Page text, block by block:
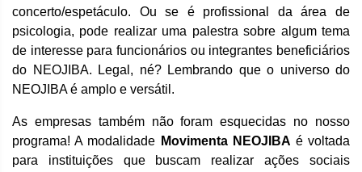
concerto/espetáculo. Ou se é profissional da área de
psicologia, pode realizar uma palestra sobre algum tema
de interesse para funcionários ou integrantes beneficiários
do NEOJIBA. Legal, né? Lembrando que o universo do
NEOJIBA é amplo e versátil.
As empresas também não foram esquecidas no nosso
programa! A modalidade Movimenta NEOJIBA é voltada
para instituições que buscam realizar ações sociais